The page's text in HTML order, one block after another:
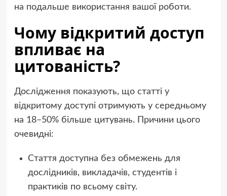
на подальше використання вашої роботи.
Чому відкритий доступ
впливає на
цитованість?
Дослідження показують, що статті у
відкритому доступі отримують у середньому
на 18–50% більше цитувань. Причини цього
очевидні:
Стаття доступна без обмежень для
дослідників, викладачів, студентів і
практиків по всьому світу.